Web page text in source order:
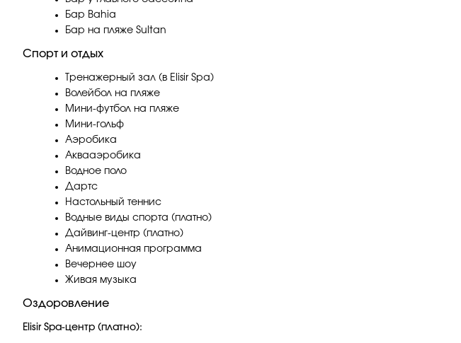
Бар Bahia
Бар на пляже Sultan
Спорт и отдых
Тренажерный зал (в Elisir Spa)
Волейбол на пляже
Мини-футбол на пляже
Мини-гольф
Аэробика
Аквааэробика
Водное поло
Дартс
Настольный теннис
Водные виды спорта (платно)
Дайвинг-центр (платно)
Анимационная программа
Вечернее шоу
Живая музыка
Оздоровление
Elisir Spa-центр (платно):